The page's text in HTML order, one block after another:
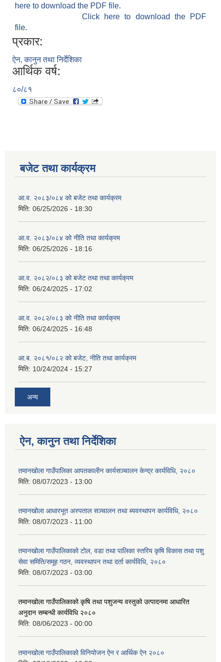
here to download the PDF file.
Click here to download the PDF
file.
प्रकार:
ऐन, कानुन तथा निर्देशिका
आर्थिक वर्ष:
८०/८१
बजेट तथा कार्यक्रम
आ.व. २०८३/०८४ को बजेट तथा कार्यक्रम
मिति: 06/25/2026 - 18:30
आ.व. २०८३/०८४ को नीति तथा कार्यक्रम
मिति: 06/25/2026 - 18:16
आ.व. २०८२/०८३ को बजेट तथा तथा कार्यक्रम
मिति: 06/24/2025 - 17:02
आ.व. २०८२/०८३ को नीति तथा कार्यक्रम
मिति: 06/24/2025 - 16:48
आ.ब. २०८१/०८२ को बजेट, नीति तथा कार्यक्रम
मिति: 10/24/2024 - 15:27
अन्य
ऐन, कानुन तथा निर्देशिका
तमानखोला गाउँपालिका आपतकालीन कार्यसञ्चालन केन्द्र कार्यविधि, २०८०
मिति: 08/07/2023 - 13:00
तमानखोला आधारभूत अस्पताल सञ्चालन तथा ब्यवस्थापन कार्यविधि, २०८०
मिति: 08/07/2023 - 11:00
तमानखोला गाउँपालिकाको टोल, वडा तथा पालिका स्तरिय कृषि विकास तथा पशु
सेवा समिति/समूह गठन, व्‍यवस्थापन तथा दर्ता कार्यविधि, २०८०
मिति: 08/07/2023 - 03:00
तमानखोला गाउँपालिकाको कृषि तथा पशुजन्य वस्तुको उत्पादनमा आधारित
अनुदान सम्बन्धी कार्यविधि २०८०
मिति: 08/06/2023 - 00:00
तमानखोला गाउँपालिकाको विनियोजन ऐन र आर्थिक ऐन २०८०